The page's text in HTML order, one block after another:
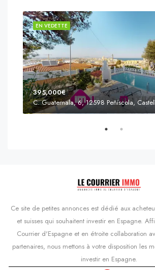
EN VEDETTE
395,000€
Ce site de petites annonces est dédié aux
et suisses qui souhaitent investir en Espagne.
Courrier d'Espagne et en étroite collaboration
partenaires, nous mettons à votre disposition les
investir en Espagne.